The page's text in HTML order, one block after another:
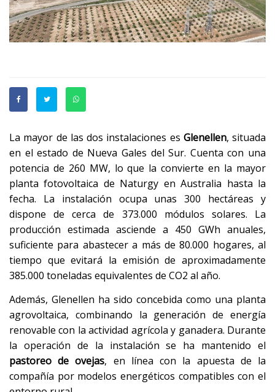
La mayor de las dos instalaciones es Glenellen, situada
en el estado de Nueva Gales del Sur. Cuenta con una
potencia de 260 MW, lo que la convierte en la mayor
planta fotovoltaica de Naturgy en Australia hasta la
fecha. La instalación ocupa unas 300 hectáreas y
dispone de cerca de 373.000 módulos solares. La
producción estimada asciende a 450 GWh anuales,
suficiente para abastecer a más de 80.000 hogares, al
tiempo que evitará la emisión de aproximadamente
385.000 toneladas equivalentes de CO2 al año.
Además, Glenellen ha sido concebida como una planta
agrovoltaica, combinando la generación de energía
renovable con la actividad agrícola y ganadera. Durante
la operación de la instalación se ha mantenido el
pastoreo de ovejas, en línea con la apuesta de la
compañía por modelos energéticos compatibles con el